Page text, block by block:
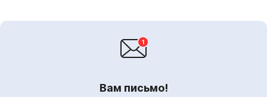
Вам письмо!